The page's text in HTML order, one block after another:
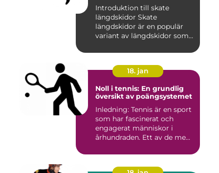
Introduktion till skate
längdskidor Skate
längdskidor är en populär
variant av längdskidor som
18. jan
Noll i tennis: En grundlig
översikt av poängsystemet
Inledning: Tennis är en sport
som har fascinerat och
engagerat människor i
århundraden. Ett av de me...